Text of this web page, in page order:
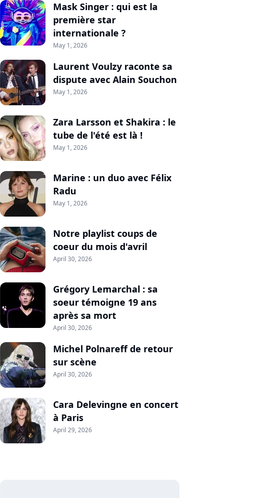
Mask Singer : qui est la
première star
internationale ?
May 1, 2026
Laurent Voulzy raconte sa
dispute avec Alain Souchon
May 1, 2026
Zara Larsson et Shakira : le
tube de l'été est là !
May 1, 2026
Marine : un duo avec Félix
Radu
May 1, 2026
Notre playlist coups de
coeur du mois d'avril
April 30, 2026
Grégory Lemarchal : sa
soeur témoigne 19 ans
après sa mort
April 30, 2026
Michel Polnareff de retour
sur scène
April 30, 2026
Cara Delevingne en concert
à Paris
April 29, 2026